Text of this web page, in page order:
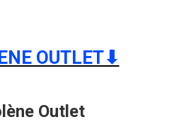
OUTLET⬇︎
Outlet